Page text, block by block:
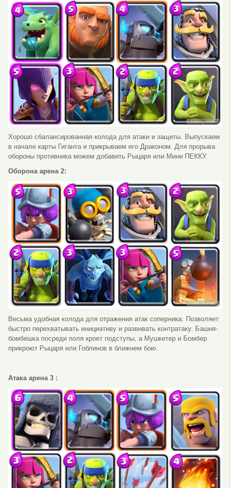
Хорошо сбалансированная колода для атаки и защиты. Выпускаем
в начале карты Гиганта и прикрываем его Драконом. Для прорыва
обороны противника можем добавить Рыцаря или Мини ПЕККУ.
Оборона арена 2:
Весьма удобная колода для отражения атак соперника. Позволяет
быстро перехватывать инициативу и развивать контратаку. Башня-
бомбешка посреди поля кроет подступы, а Мушкетер и Бомбер
прикроют Рыцаря или Гоблинов в ближнем бою.
Атака арена 3 :